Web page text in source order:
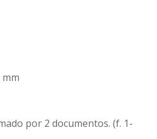
mm
por 2 documentos. (f. 1-